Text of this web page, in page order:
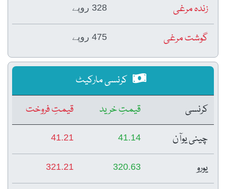
زندہ مرغی 328 روپے
گوشت مرغی 475 روپے
کرنسی مارکیٹ
کرنسی
قیمتِ خرید
قیمتِ فروخت
چینی یوآن
41.14
41.21
یورو 320.63
321.21